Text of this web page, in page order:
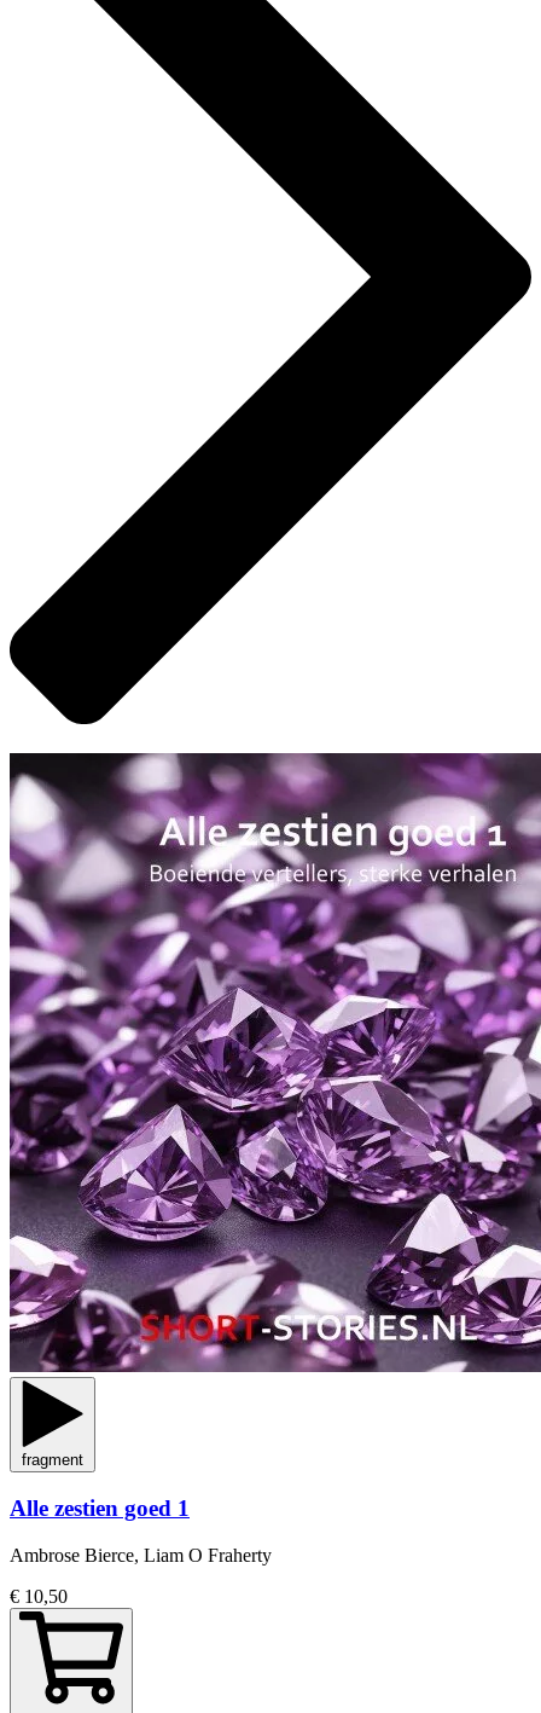
fragment
Alle zestien goed 1
Ambrose Bierce, Liam O Fraherty
€ 10,50